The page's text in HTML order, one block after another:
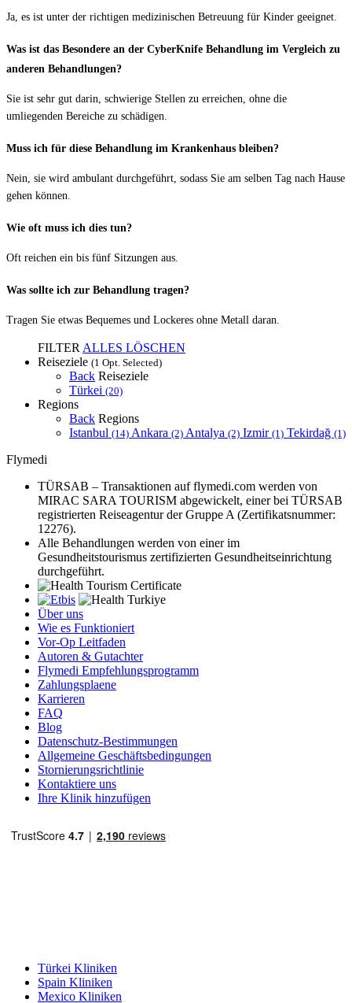
Ja, es ist unter der richtigen medizinischen Betreuung für Kinder geeignet.
Was ist das Besondere an der CyberKnife Behandlung im Vergleich zu
anderen Behandlungen?
Sie ist sehr gut darin, schwierige Stellen zu erreichen, ohne die
umliegenden Bereiche zu schädigen.
Muss ich für diese Behandlung im Krankenhaus bleiben?
Nein, sie wird ambulant durchgeführt, sodass Sie am selben Tag nach Hause
gehen können.
Wie oft muss ich dies tun?
Oft reichen ein bis fünf Sitzungen aus.
Was sollte ich zur Behandlung tragen?
Tragen Sie etwas Bequemes und Lockeres ohne Metall daran.
FILTER ALLES LÖSCHEN
Reiseziele (1 Opt. Selected)
Back Reiseziele
Türkei (20)
Regions
Back Regions
Istanbul (14) Ankara (2) Antalya (2) Izmir (1) Tekirdağ (1)
Flymedi
TÜRSAB – Transaktionen auf flymedi.com werden von
MIRAC SARA TOURISM abgewickelt, einer bei TÜRSAB
registrierten Reiseagentur der Gruppe A (Zertifikatsnummer:
12276).
Alle Behandlungen werden von einer im
Gesundheitstourismus zertifizierten Gesundheitseinrichtung
durchgeführt.
Über uns
Wie es Funktioniert
Vor-Op Leitfaden
Autoren & Gutachter
Flymedi Empfehlungsprogramm
Zahlungsplaene
Karrieren
FAQ
Blog
Datenschutz-Bestimmungen
Allgemeine Geschäftsbedingungen
Stornierungsrichtlinie
Kontaktiere uns
Ihre Klinik hinzufügen
Türkei Kliniken
Spain Kliniken
Mexico Kliniken